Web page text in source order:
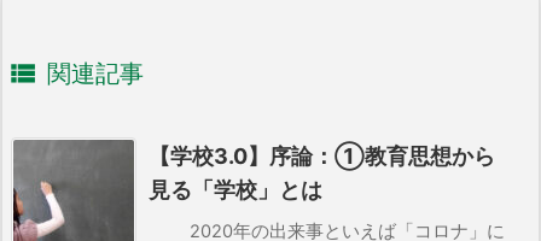
 関連記事
【学校3.0】序論：①教育思想から
見る「学校」とは
2020年の出来事といえば「コロナ」に